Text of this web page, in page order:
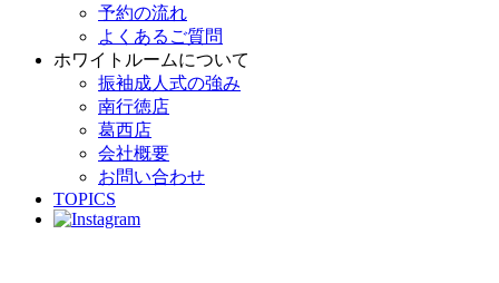
予約の流れ
よくあるご質問
ホワイトルームについて
振袖成人式の強み
南行徳店
葛西店
会社概要
お問い合わせ
TOPICS